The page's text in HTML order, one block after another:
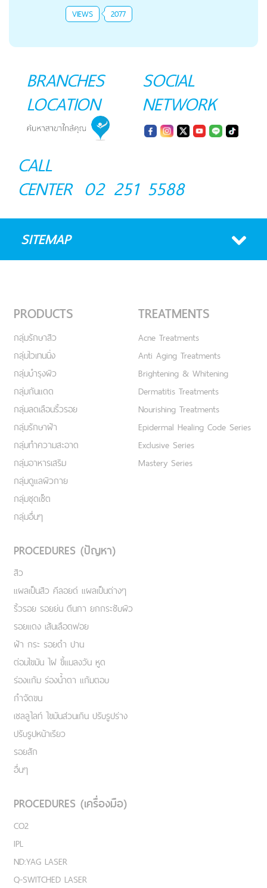
VIEWS 2077
BRANCHES
LOCATION
SOCIAL
NETWORK
CALL
CENTER 02 251 5588
SITEMAP
PRODUCTS
กลุ่มรักษาสิว
กลุ่มไวเทนนิ่ง
กลุ่มบำรุงผิว
กลุ่มกันแดด
กลุ่มลดเลือนริ้วรอย
กลุ่มรักษาฝ้า
กลุ่มทำความสะอาด
กลุ่มอาหารเสริม
กลุ่มดูแลผิวกาย
กลุ่มชุดเซ็ต
กลุ่มอื่นๆ
TREATMENTS
Acne Treatments
Anti Aging Treatments
Brightening & Whitening
Dermatitis Treatments
Nourishing Treatments
Epidermal Healing Code Series
Exclusive Series
Mastery Series
PROCEDURES (ปัญหา)
สิว
แผลเป็นสิว คีลอยด์ แผลเป็นต่างๆ
ริ้วรอย รอยย่น ตีนกา ยกกระชับผิว
รอยแดง เส้นเลือดฟอย
ฝ้า กระ รอยดำ ปาน
ต่อมไขมัน ไฝ ขี้แมลงวัน หูด
ร่องแก้ม ร่องน้ำตา แก้มตอบ
กำจัดขน
เชลลูไลท์ ไขมันส่วนเกิน ปรับรูปร่าง
ปรับรูปหน้าเรียว
รอยสัก
อื่นๆ
PROCEDURES (เครื่องมือ)
CO2
IPL
ND:YAG LASER
Q-SWITCHED LASER